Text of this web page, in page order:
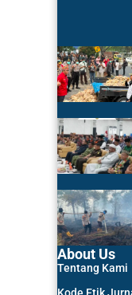
About Us
Tentang Kami